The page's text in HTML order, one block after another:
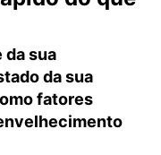
da sua
da sua
fatores